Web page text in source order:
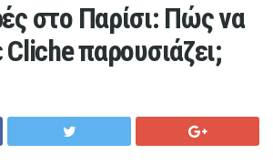
στο Παρίσι: Πώς να
παρουσιάζει;